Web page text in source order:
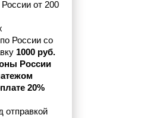
от 200
России со
1000 руб.
России
20%
отправкой